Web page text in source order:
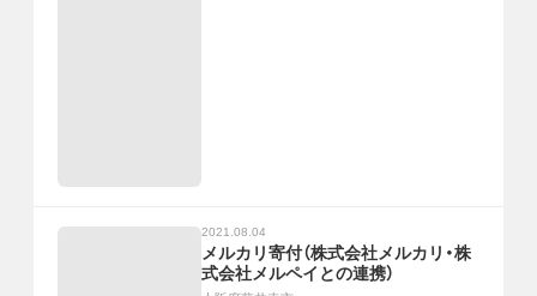
2021.08.04
メルカリ寄付（株式会社メルカリ・株
式会社メルペイとの連携）